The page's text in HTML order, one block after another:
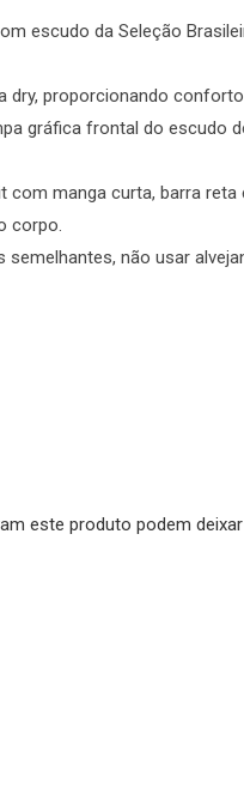
escudo da Seleção
dry, proporcionando
gráfica frontal do escudo
com manga curta, barra
corpo.
semelhantes, não usar
este produto podem